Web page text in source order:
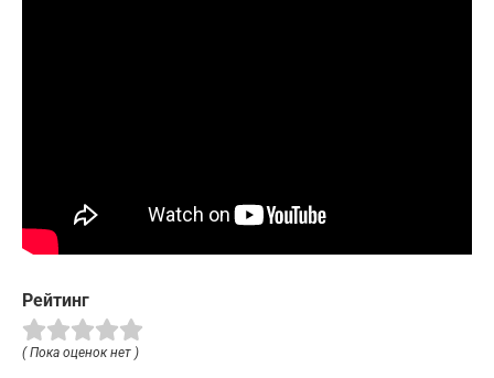
Рейтинг
( Пока оценок нет )